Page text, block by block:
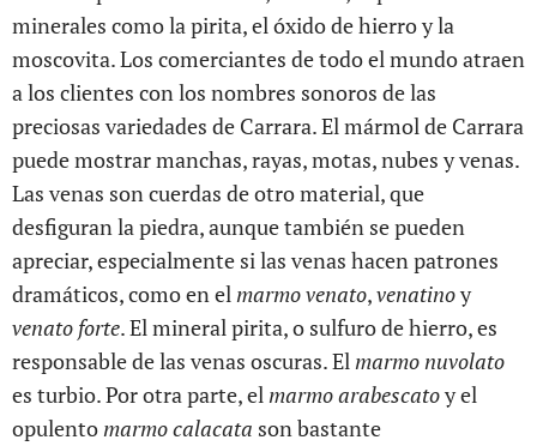
minerales como la pirita, el óxido de hierro y la
moscovita. Los comerciantes de todo el mundo atraen
a los clientes con los nombres sonoros de las
preciosas variedades de Carrara. El mármol de Carrara
puede mostrar manchas, rayas, motas, nubes y venas.
Las venas son cuerdas de otro material, que
desfiguran la piedra, aunque también se pueden
apreciar, especialmente si las venas hacen patrones
dramáticos, como en elmarmo venato,venatinoy
venato forte. El mineral pirita, o sulfuro de hierro, es
responsable de las venas oscuras. Elmarmo nuvolato
es turbio. Por otra parte, elmarmo arabescatoy el
opulentomarmo calacata son bastante